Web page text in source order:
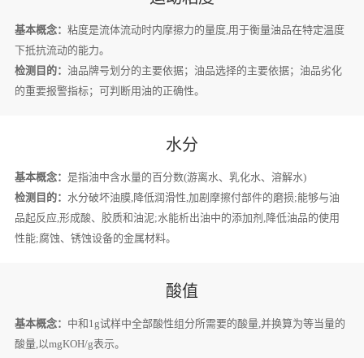
基本概念： 粘度是流体流动时内摩擦力的量度,用于衡量油品在特定温度
下抵抗流动的能力。
检测目的： 油品牌号划分的主要依据；油品选择的主要依据；油品劣化
的重要报警指标；可判断用油的正确性。
水分
基本概念： 是指油中含水量的百分数(游离水、乳化水、溶解水)
检测目的： 水分破坏油膜,降低润滑性,加剧摩擦付部件的磨损;能够与油
品起反应,形成酸、胶质和油泥;水能析出油中的添加剂,降低油品的使用
性能;腐蚀、锈蚀设备的金属材料。
酸值
基本概念： 中和1g试样中全部酸性组分所需要的酸量,并换算为等当量的
酸量,以mgKOH/g表示。